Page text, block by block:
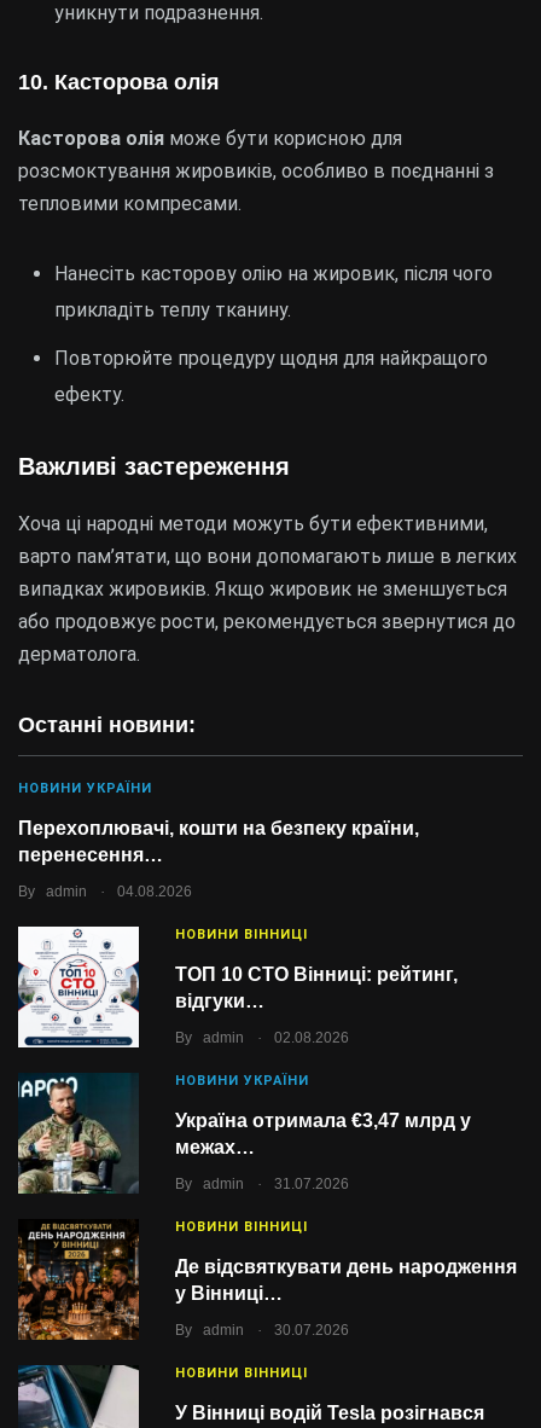
Останні новини:
НОВИНИ УКРАЇНИ
Перехоплювачі, кошти на безпеку країни,
перенесення…
By admin . 04.08.2026
НОВИНИ ВІННИЦІ
ТОП 10 СТО Вінниці: рейтинг,
відгуки…
By admin . 02.08.2026
НОВИНИ УКРАЇНИ
Україна отримала €3,47 млрд у
межах…
By admin . 31.07.2026
НОВИНИ ВІННИЦІ
Де відсвяткувати день народження
у Вінниці…
By admin . 30.07.2026
НОВИНИ ВІННИЦІ
У Вінниці водій Tesla розігнався
уникнути подразнення.
10. Касторова олія
Касторова олія може бути корисною для
розсмоктування жировиків, особливо в поєднанні з
тепловими компресами.
Нанесіть касторову олію на жировик, після чого
прикладіть теплу тканину.
Повторюйте процедуру щодня для найкращого
ефекту.
Важливі застереження
Хоча ці народні методи можуть бути ефективними,
варто пам’ятати, що вони допомагають лише в легких
випадках жировиків. Якщо жировик не зменшується
або продовжує рости, рекомендується звернутися до
дерматолога.